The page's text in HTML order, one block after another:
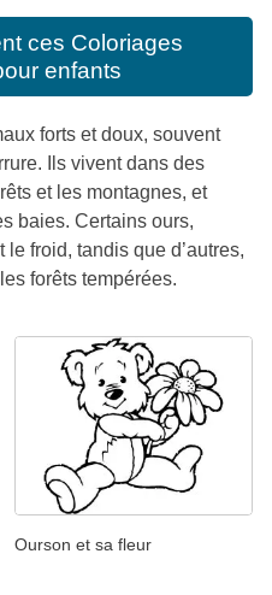
ces Coloriages
enfants
forts et doux, souvent
Ils vivent dans des
et les montagnes, et
baies. Certains ours,
froid, tandis que d’autres,
forêts tempérées.
Ourson et sa fleur